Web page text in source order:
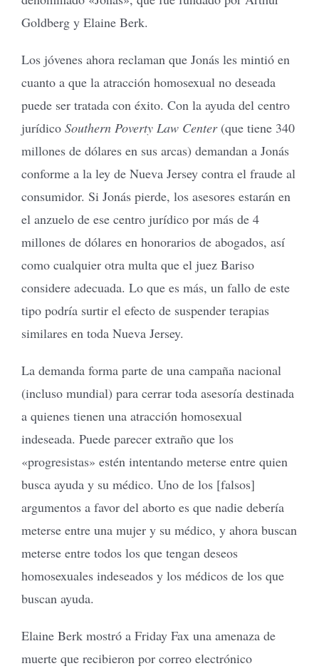
Goldberg y Elaine Berk.
Los jóvenes ahora reclaman que Jonás les mintió en
cuanto a que la atracción homosexual no deseada
puede ser tratada con éxito. Con la ayuda del centro
jurídico Southern Poverty Law Center(que tiene 340
millones de dólares en sus arcas) demandan a Jonás
conforme a la ley de Nueva Jersey contra el fraude al
consumidor. Si Jonás pierde, los asesores estarán en
el anzuelo de ese centro jurídico por más de 4
millones de dólares en honorarios de abogados, así
como cualquier otra multa que el juez Bariso
considere adecuada. Lo que es más, un fallo de este
tipo podría surtir el efecto de suspender terapias
similares en toda Nueva Jersey.
La demanda forma parte de una campaña nacional
(incluso mundial) para cerrar toda asesoría destinada
a quienes tienen una atracción homosexual
indeseada. Puede parecer extraño que los
«progresistas» estén intentando meterse entre quien
busca ayuda y su médico. Uno de los [falsos]
argumentos a favor del aborto es que nadie debería
meterse entre una mujer y su médico, y ahora buscan
meterse entre todos los que tengan deseos
homosexuales indeseados y los médicos de los que
buscan ayuda.
Elaine Berk mostró a Friday Fax una amenaza de
muerte que recibieron por correo electrónico